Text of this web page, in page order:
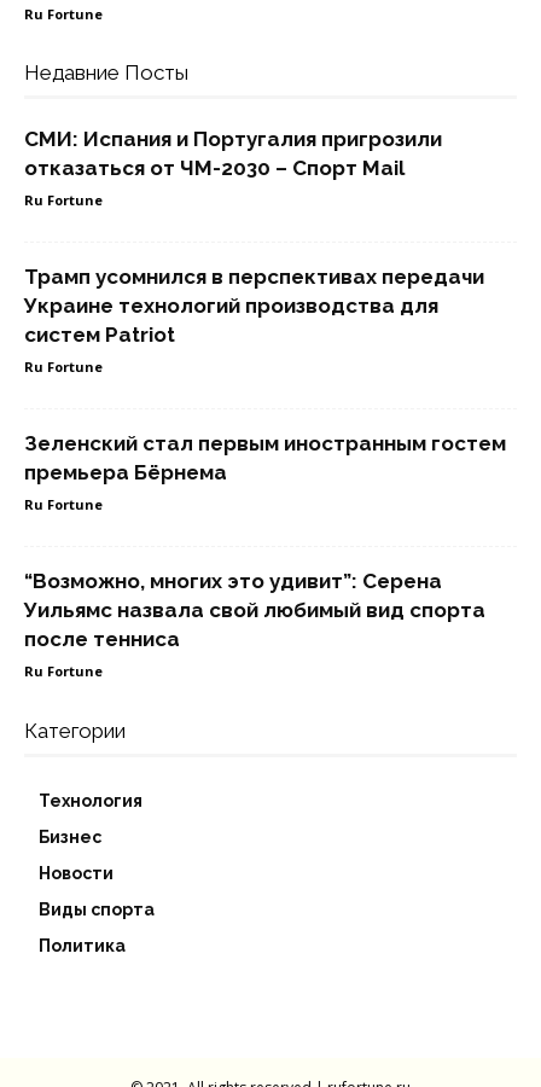
Ru Fortune
Недавние Посты
СМИ: Испания и Португалия пригрозили
отказаться от ЧМ-2030 – Спорт Mail
Ru Fortune
Трамп усомнился в перспективах передачи
Украине технологий производства для
систем Patriot
Ru Fortune
Зеленский стал первым иностранным гостем
премьера Бёрнема
Ru Fortune
“Возможно, многих это удивит”: Серена
Уильямс назвала свой любимый вид спорта
после тенниса
Ru Fortune
Категории
Технология
Бизнес
Новости
Виды спорта
Политика